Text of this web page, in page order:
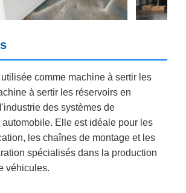
comme machine à sertir les
à sertir les réservoirs en
des systèmes de
automobile. Elle est idéale pour les
les chaînes de montage et les
spécialisés dans la production
véhicules.